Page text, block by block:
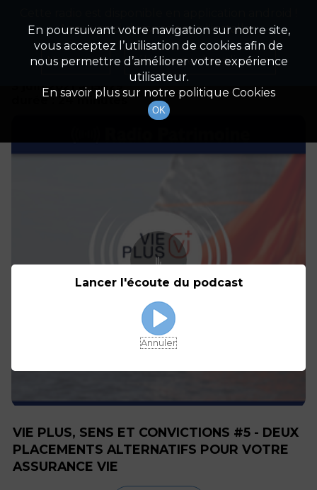
Détails De L'épisode
3 juin 2021
à 15h29
durée : 24 minutes
VIE PLUS, SENS ET CONVICTIONS #5 - DEUX
PLACEMENTS ALTERNATIFS POUR VOTRE
ASSURANCE VIE
En poursuivant votre navigation sur notre site,
vous acceptez l’utilisation de cookies afin de
nous permettre d’améliorer votre expérience
utilisateur.
En savoir plus sur notre politique Cookies
OK
Appuyez ci-dessous pour l'installer.
Non merci Télécharger l'application
Lancer l'écoute du podcast
Annuler